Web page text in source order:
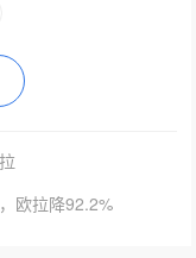
欧拉降92.2%